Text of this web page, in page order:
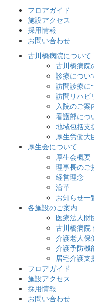
フロアガイド
施設アクセス
採用情報
お問い合わせ
古川橋病院について
古川橋病院
診療につい
訪問診療に
訪問リハビ
入院のご案
看護部につ
地域包括支
厚生労働
厚生会について
厚生会概要
理事長のご
経営理念
沿革
お知らせ一
各施設のご案内
医療法人財
古川橋病院
介護老人保
介護予防機
居宅介護支
フロアガイド
施設アクセス
採用情報
お問い合わせ